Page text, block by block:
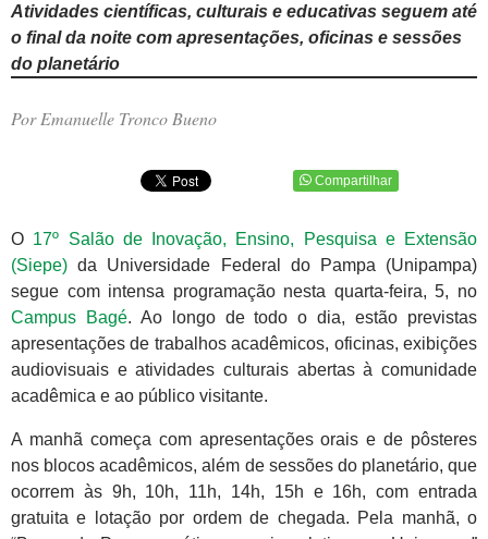
Atividades científicas, culturais e educativas seguem até
o final da noite com apresentações, oficinas e sessões
do planetário
Por Emanuelle Tronco Bueno
Compartilhar
O 17º Salão de Inovação, Ensino, Pesquisa e Extensão
(Siepe) da Universidade Federal do Pampa (Unipampa)
segue com intensa programação nesta quarta-feira, 5, no
Campus Bagé. Ao longo de todo o dia, estão previstas
apresentações de trabalhos acadêmicos, oficinas, exibições
audiovisuais e atividades culturais abertas à comunidade
acadêmica e ao público visitante.
A manhã começa com apresentações orais e de pôsteres
nos blocos acadêmicos, além de sessões do planetário, que
ocorrem às 9h, 10h, 11h, 14h, 15h e 16h, com entrada
gratuita e lotação por ordem de chegada. Pela manhã, o